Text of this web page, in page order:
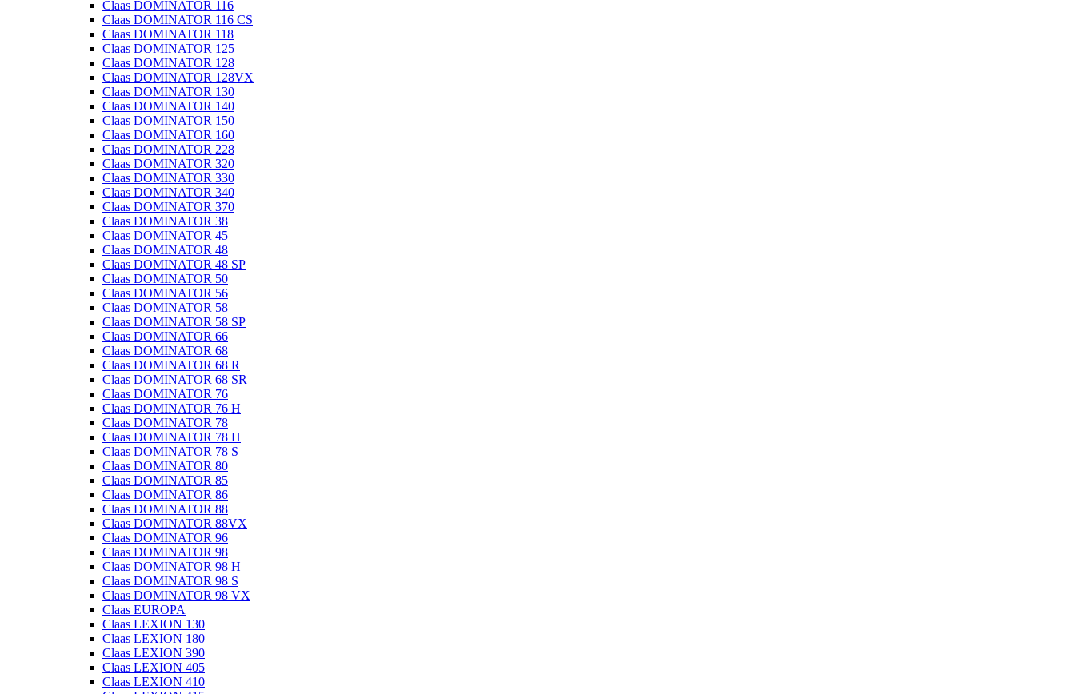
Claas DOMINATOR 116
Claas DOMINATOR 116 CS
Claas DOMINATOR 118
Claas DOMINATOR 125
Claas DOMINATOR 128
Claas DOMINATOR 128VX
Claas DOMINATOR 130
Claas DOMINATOR 140
Claas DOMINATOR 150
Claas DOMINATOR 160
Claas DOMINATOR 228
Claas DOMINATOR 320
Claas DOMINATOR 330
Claas DOMINATOR 340
Claas DOMINATOR 370
Claas DOMINATOR 38
Claas DOMINATOR 45
Claas DOMINATOR 48
Claas DOMINATOR 48 SP
Claas DOMINATOR 50
Claas DOMINATOR 56
Claas DOMINATOR 58
Claas DOMINATOR 58 SP
Claas DOMINATOR 66
Claas DOMINATOR 68
Claas DOMINATOR 68 R
Claas DOMINATOR 68 SR
Claas DOMINATOR 76
Claas DOMINATOR 76 H
Claas DOMINATOR 78
Claas DOMINATOR 78 H
Claas DOMINATOR 78 S
Claas DOMINATOR 80
Claas DOMINATOR 85
Claas DOMINATOR 86
Claas DOMINATOR 88
Claas DOMINATOR 88VX
Claas DOMINATOR 96
Claas DOMINATOR 98
Claas DOMINATOR 98 H
Claas DOMINATOR 98 S
Claas DOMINATOR 98 VX
Claas EUROPA
Claas LEXION 130
Claas LEXION 180
Claas LEXION 390
Claas LEXION 405
Claas LEXION 410